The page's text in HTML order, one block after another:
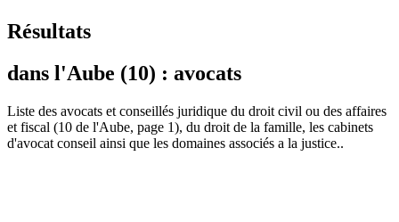
Résultats
dans l'Aube (10) : avocats
Liste des avocats et conseillés juridique du droit civil ou des affaires
et fiscal (10 de l'Aube, page 1), du droit de la famille, les cabinets
d'avocat conseil ainsi que les domaines associés a la justice..